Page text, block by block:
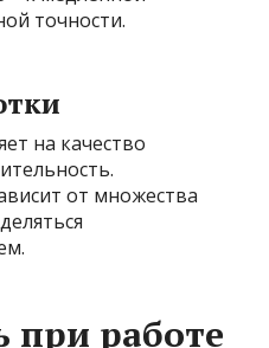
точности.
на качество
от множества
при работе